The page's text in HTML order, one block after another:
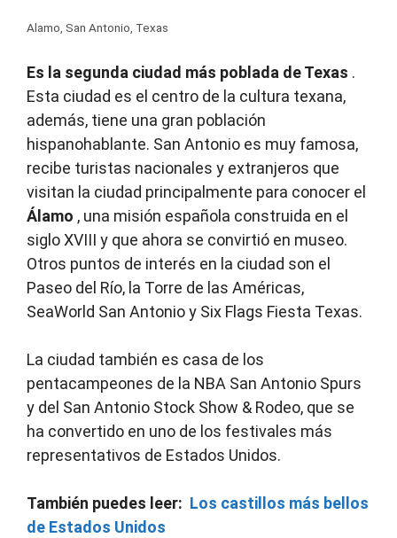
Alamo, San Antonio, Texas
Es la segunda ciudad más poblada de Texas .
Esta ciudad es el centro de la cultura texana,
además, tiene una gran población
hispanohablante. San Antonio es muy famosa,
recibe turistas nacionales y extranjeros que
visitan la ciudad principalmente para conocer el
Álamo , una misión española construida en el
siglo XVIII y que ahora se convirtió en museo.
Otros puntos de interés en la ciudad son el
Paseo del Río, la Torre de las Américas,
SeaWorld San Antonio y Six Flags Fiesta Texas.
La ciudad también es casa de los
pentacampeones de la NBA San Antonio Spurs
y del San Antonio Stock Show & Rodeo, que se
ha convertido en uno de los festivales más
representativos de Estados Unidos.
También puedes leer: Los castillos más bellos
de Estados Unidos